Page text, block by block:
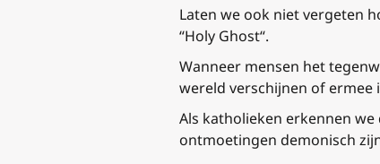
Laten we ook niet vergeten
“Holy Ghost“.
Wanneer mensen het
wereld verschijnen of ermee
Als katholieken erkennen
ontmoetingen demonisch